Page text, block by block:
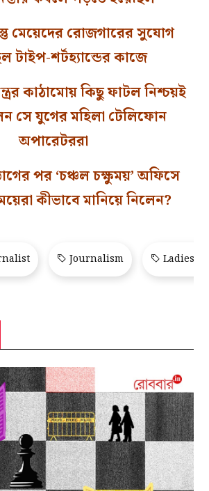
মেয়েদের রোজগারের সুযোগ
টাইপ-শর্টহ্যান্ডের কাজে
কাঠামোয় কিছু ফাটল নিশ্চয়ই
সে যুগের মহিলা টেলিফোন
অপারেটররা
পর ‘চঞ্চল চক্ষুময়’ অফিসে
কীভাবে মানিয়ে নিলেন?
Journalism Ladies